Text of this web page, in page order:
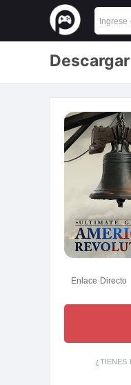
Enlace Directo
¿TIENES